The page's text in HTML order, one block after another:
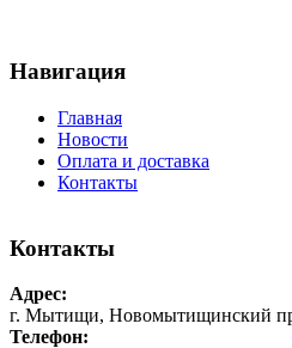
Навигация
Главная
Новости
Оплата и доставка
Контакты
Контакты
Адрес:
г. Мытищи, Новомытищинский
Телефон: